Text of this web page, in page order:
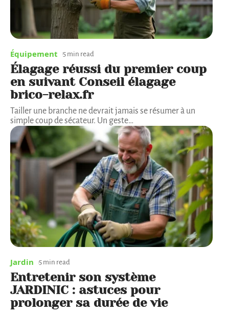
Équipement 5 min read
Élagage réussi du premier coup
en suivant Conseil élagage
brico-relax.fr
Tailler une branche ne devrait jamais se résumer à un
simple coup de sécateur. Un geste…
Jardin 5 min read
Entretenir son système
JARDINIC : astuces pour
prolonger sa durée de vie